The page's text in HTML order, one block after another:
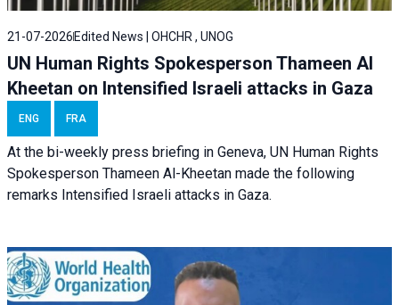
21-07-2026 Edited News | OHCHR , UNOG
UN Human Rights Spokesperson Thameen Al
Kheetan on Intensified Israeli attacks in Gaza
ENG FRA
At the bi-weekly press briefing in Geneva, UN Human Rights
Spokesperson Thameen Al-Kheetan made the following
remarks Intensified Israeli attacks in Gaza.